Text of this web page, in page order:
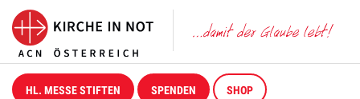
HL. MESSE STIFTEN SPENDEN SHOP